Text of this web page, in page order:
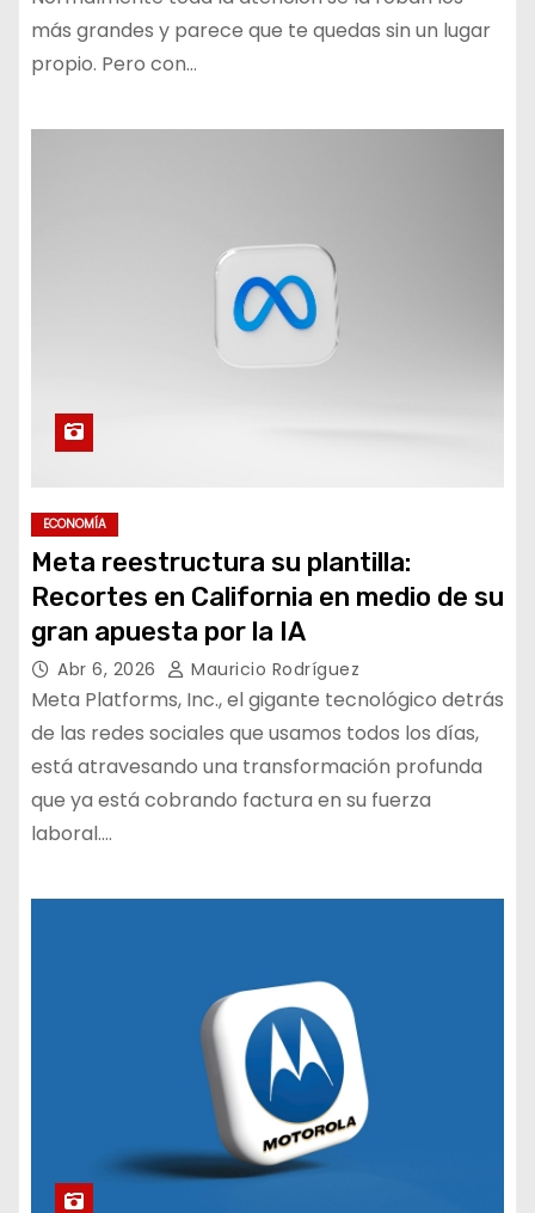
más grandes y parece que te quedas sin un lugar
propio. Pero con…
ECONOMÍA
Meta reestructura su plantilla:
Recortes en California en medio de su
gran apuesta por la IA
Abr 6, 2026 Mauricio Rodríguez
Meta Platforms, Inc., el gigante tecnológico detrás
de las redes sociales que usamos todos los días,
está atravesando una transformación profunda
que ya está cobrando factura en su fuerza
laboral.…